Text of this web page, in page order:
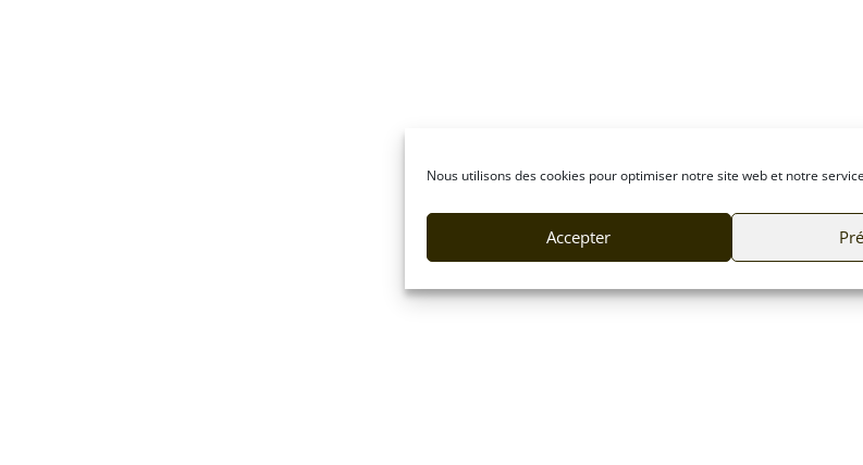
Nous utilisons des cookies pour optimiser notre site web et notre
Accepter